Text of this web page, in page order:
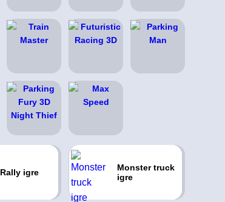
Rally igre
Monster truck
igre